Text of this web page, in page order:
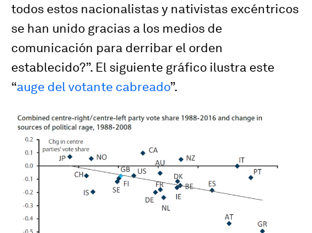
todos estos nacionalistas y nativistas excéntricos
se han unido gracias a los medios de
comunicación para derribar el orden
establecido?”. El siguiente gráfico ilustra este
“auge del votante cabreado”.